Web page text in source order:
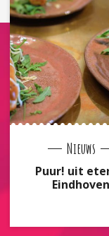
Nieuws
Puur! uit
Eindhoven